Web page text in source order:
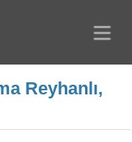
Reyhanlı,